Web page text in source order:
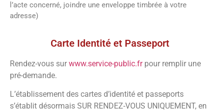
l’acte concerné, joindre une enveloppe timbrée à votre
adresse)
Carte Identité et Passeport
Rendez-vous sur www.service-public.frpour remplir une
pré-demande.
L’établissement des cartes d’identité et passeports
s’établit désormais SUR RENDEZ-VOUS UNIQUEMENT, en